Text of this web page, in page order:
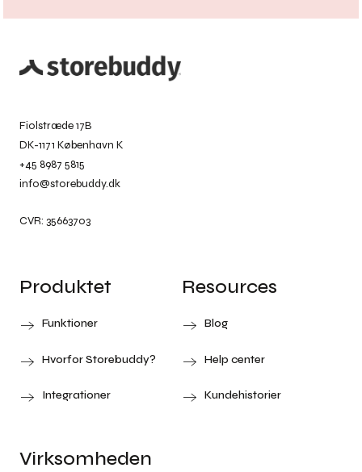
Fiolstræde 17B
DK-1171 København K
+45 8987 5815
info@storebuddy.dk
CVR: 35663703
Produktet
Funktioner
Hvorfor Storebuddy?
Integrationer
Resources
Blog
Help center
Kundehistorier
Virksomheden